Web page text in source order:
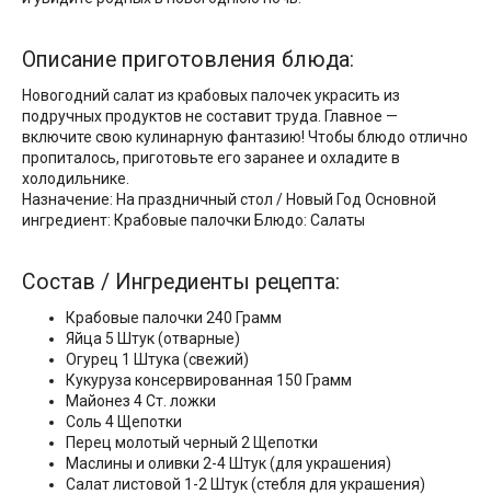
Описание приготовления блюда:
Новогодний салат из крабовых палочек украсить из
подручных продуктов не составит труда. Главное —
включите свою кулинарную фантазию! Чтобы блюдо отлично
пропиталось, приготовьте его заранее и охладите в
холодильнике.
Назначение: На праздничный стол / Новый Год Основной
ингредиент: Крабовые палочки Блюдо: Салаты
Состав / Ингредиенты рецепта:
Крабовые палочки 240 Грамм
Яйца 5 Штук (отварные)
Огурец 1 Штука (свежий)
Кукуруза консервированная 150 Грамм
Майонез 4 Ст. ложки
Соль 4 Щепотки
Перец молотый черный 2 Щепотки
Маслины и оливки 2-4 Штук (для украшения)
Салат листовой 1-2 Штук (стебля для украшения)